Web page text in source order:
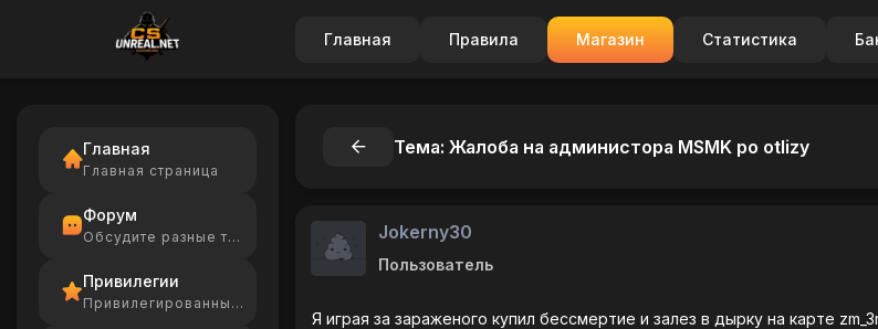
Главная Правила Магазин Статистика
Главная
Главная страница
Форум
Обсудите разные темы
Привилегии
Привилегированные игроки
Тема: Жалоба на администора MSMK po otlizy
Jokerny30
Пользователь
Я играя за зараженого купил бессмертие и залез в дырку на карте